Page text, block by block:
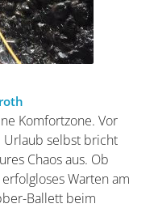
Komfortzone. Vor